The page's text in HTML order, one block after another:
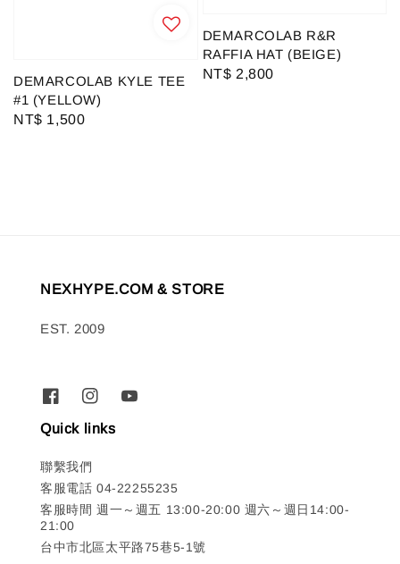
DEMARCOLAB KYLE TEE
#1 (YELLOW)
Regular
NT$ 1,500
DEMARCOLAB R&R
RAFFIA HAT (BEIGE)
Regular
NT$ 2,800
NEXHYPE.COM & STORE
EST. 2009
Quick links
聯繫我們
客服電話 04-22255235
客服時間 週一～週五 13:00-20:00 週六～週日14:00-
21:00
台中市北區太平路75巷5-1號